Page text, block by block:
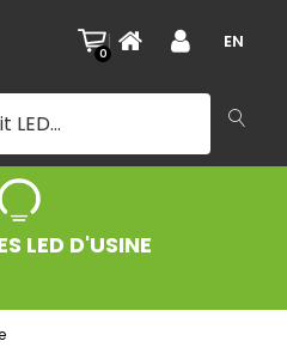
0
| EN
LED D'USINE